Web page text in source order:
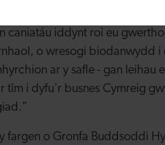
caniatáu iddynt roi eu
o wresogi biodanwydd i
ar y safle - gan leihau
tîm i dyfu'r busnes Cymreig
fargen o Gronfa Buddsoddi